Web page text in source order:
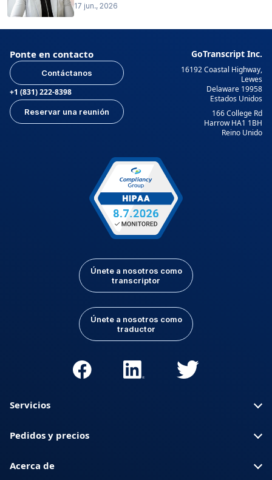
17 jun., 2026
Ponte en contacto
Contáctanos
+1 (831) 222-8398
Reservar una reunión
GoTranscript Inc.
16192 Coastal Highway,
Lewes
Delaware 19958
Estados Unidos
166 College Rd
Harrow HA1 1BH
Reino Unido
Únete a nosotros como
transcriptor
Únete a nosotros como
traductor
Servicios
Pedidos y precios
Acerca de